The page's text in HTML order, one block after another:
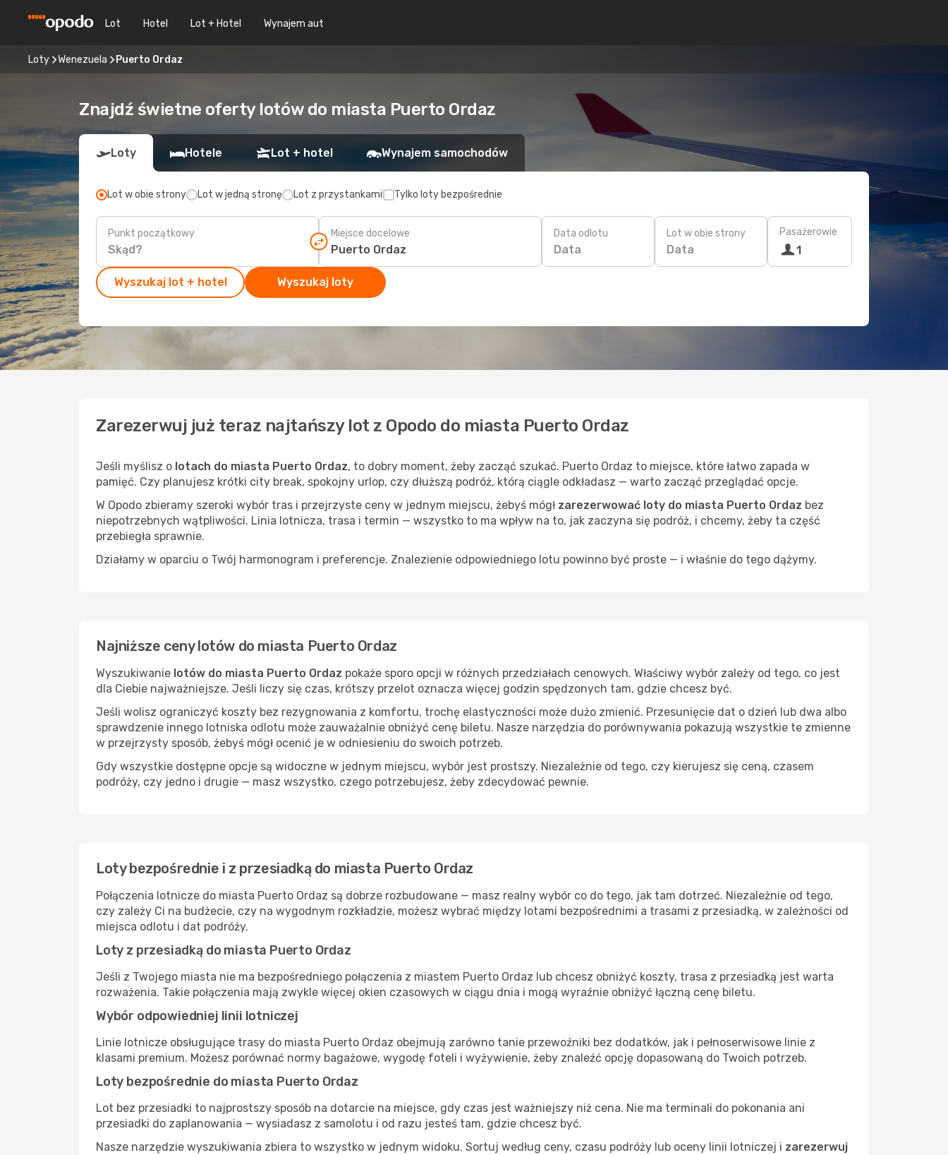
Lot Hotel Lot + Hotel Wynajem aut
Loty Wenezuela Puerto Ordaz
Znajdź świetne oferty lotów do miasta Puerto Ordaz
Loty Hotele Lot + hotel Wynajem samochodów
Lot w obie strony Lot w jedną stronę Lot z przystankami Tylko loty bezpośrednie
Punkt początkowy Miejsce docelowe Data odlotu
Data
Lot w obie strony
Data
Pasażerowie
1
Wyszukaj lot + hotel Wyszukaj loty
Zarezerwuj już teraz najtańszy lot z Opodo do miasta Puerto Ordaz
Jeśli myślisz o lotach do miasta Puerto Ordaz, to dobry moment, żeby zacząć szukać. Puerto Ordaz to miejsce, które łatwo zapada w
pamięć. Czy planujesz krótki city break, spokojny urlop, czy dłuższą podróż, którą ciągle odkładasz — warto zacząć przeglądać opcje.
W Opodo zbieramy szeroki wybór tras i przejrzyste ceny w jednym miejscu, żebyś mógł zarezerwować loty do miasta Puerto Ordaz bez
niepotrzebnych wątpliwości. Linia lotnicza, trasa i termin — wszystko to ma wpływ na to, jak zaczyna się podróż, i chcemy, żeby ta część
przebiegła sprawnie.
Działamy w oparciu o Twój harmonogram i preferencje. Znalezienie odpowiedniego lotu powinno być proste — i właśnie do tego dążymy.
Najniższe ceny lotów do miasta Puerto Ordaz
Wyszukiwanie lotów do miasta Puerto Ordaz pokaże sporo opcji w różnych przedziałach cenowych. Właściwy wybór zależy od tego, co jest
dla Ciebie najważniejsze. Jeśli liczy się czas, krótszy przelot oznacza więcej godzin spędzonych tam, gdzie chcesz być.
Jeśli wolisz ograniczyć koszty bez rezygnowania z komfortu, trochę elastyczności może dużo zmienić. Przesunięcie dat o dzień lub dwa albo
sprawdzenie innego lotniska odlotu może zauważalnie obniżyć cenę biletu. Nasze narzędzia do porównywania pokazują wszystkie te zmienne
w przejrzysty sposób, żebyś mógł ocenić je w odniesieniu do swoich potrzeb.
Gdy wszystkie dostępne opcje są widoczne w jednym miejscu, wybór jest prostszy. Niezależnie od tego, czy kierujesz się ceną, czasem
podróży, czy jedno i drugie — masz wszystko, czego potrzebujesz, żeby zdecydować pewnie.
Loty bezpośrednie i z przesiadką do miasta Puerto Ordaz
Połączenia lotnicze do miasta Puerto Ordaz są dobrze rozbudowane — masz realny wybór co do tego, jak tam dotrzeć. Niezależnie od tego,
czy zależy Ci na budżecie, czy na wygodnym rozkładzie, możesz wybrać między lotami bezpośrednimi a trasami z przesiadką, w zależności od
miejsca odlotu i dat podróży.
Loty z przesiadką do miasta Puerto Ordaz
Jeśli z Twojego miasta nie ma bezpośredniego połączenia z miastem Puerto Ordaz lub chcesz obniżyć koszty, trasa z przesiadką jest warta
rozważenia. Takie połączenia mają zwykle więcej okien czasowych w ciągu dnia i mogą wyraźnie obniżyć łączną cenę biletu.
Wybór odpowiedniej linii lotniczej
Linie lotnicze obsługujące trasy do miasta Puerto Ordaz obejmują zarówno tanie przewoźniki bez dodatków, jak i pełnoserwisowe linie z
klasami premium. Możesz porównać normy bagażowe, wygodę foteli i wyżywienie, żeby znaleźć opcję dopasowaną do Twoich potrzeb.
Loty bezpośrednie do miasta Puerto Ordaz
Lot bez przesiadki to najprostszy sposób na dotarcie na miejsce, gdy czas jest ważniejszy niż cena. Nie ma terminali do pokonania ani
przesiadki do zaplanowania — wysiadasz z samolotu i od razu jesteś tam, gdzie chcesz być.
Nasze narzędzie wyszukiwania zbiera to wszystko w jednym widoku. Sortuj według ceny, czasu podróży lub oceny linii lotniczej i zarezerwuj